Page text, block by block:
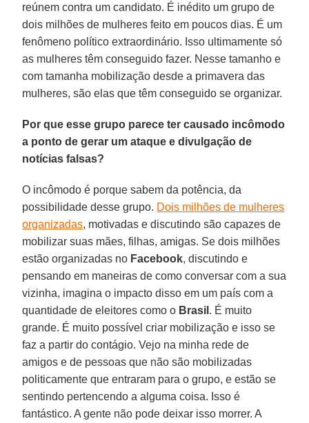
reúnem contra um candidato. É inédito um grupo de
dois milhões de mulheres feito em poucos dias. É um
fenômeno político extraordinário. Isso ultimamente só
as mulheres têm conseguido fazer. Nesse tamanho e
com tamanha mobilização desde a primavera das
mulheres, são elas que têm conseguido se organizar.
Por que esse grupo parece ter causado incômodo
a ponto de gerar um ataque e divulgação de
notícias falsas?
O incômodo é porque sabem da potência, da
possibilidade desse grupo. Dois milhões de mulheres
organizadas, motivadas e discutindo são capazes de
mobilizar suas mães, filhas, amigas. Se dois milhões
estão organizadas no Facebook, discutindo e
pensando em maneiras de como conversar com a sua
vizinha, imagina o impacto disso em um país com a
quantidade de eleitores como o Brasil . É muito
grande. É muito possível criar mobilização e isso se
faz a partir do contágio. Vejo na minha rede de
amigos e de pessoas que não são mobilizadas
politicamente que entraram para o grupo, e estão se
sentindo pertencendo a alguma coisa. Isso é
fantástico. A gente não pode deixar isso morrer. A